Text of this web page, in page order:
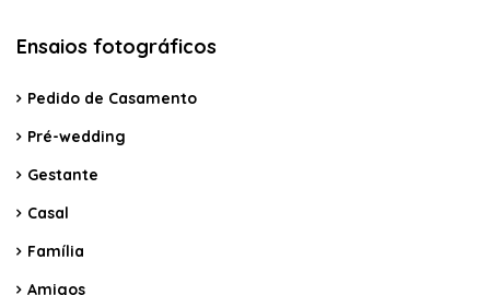
Ensaios fotográficos
Pedido de Casamento
Pré-wedding
Gestante
Casal
Família
Amigos